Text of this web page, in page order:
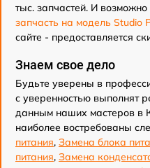
тыс. запчастей. И
запчасть на модель Studio
сайте - предоставляется
Знаем свое дело
Будьте уверены в
с уверенностью выполнят
данным наших мастеров в
наиболее востребованы
питания, Замена блока
питания, Замена